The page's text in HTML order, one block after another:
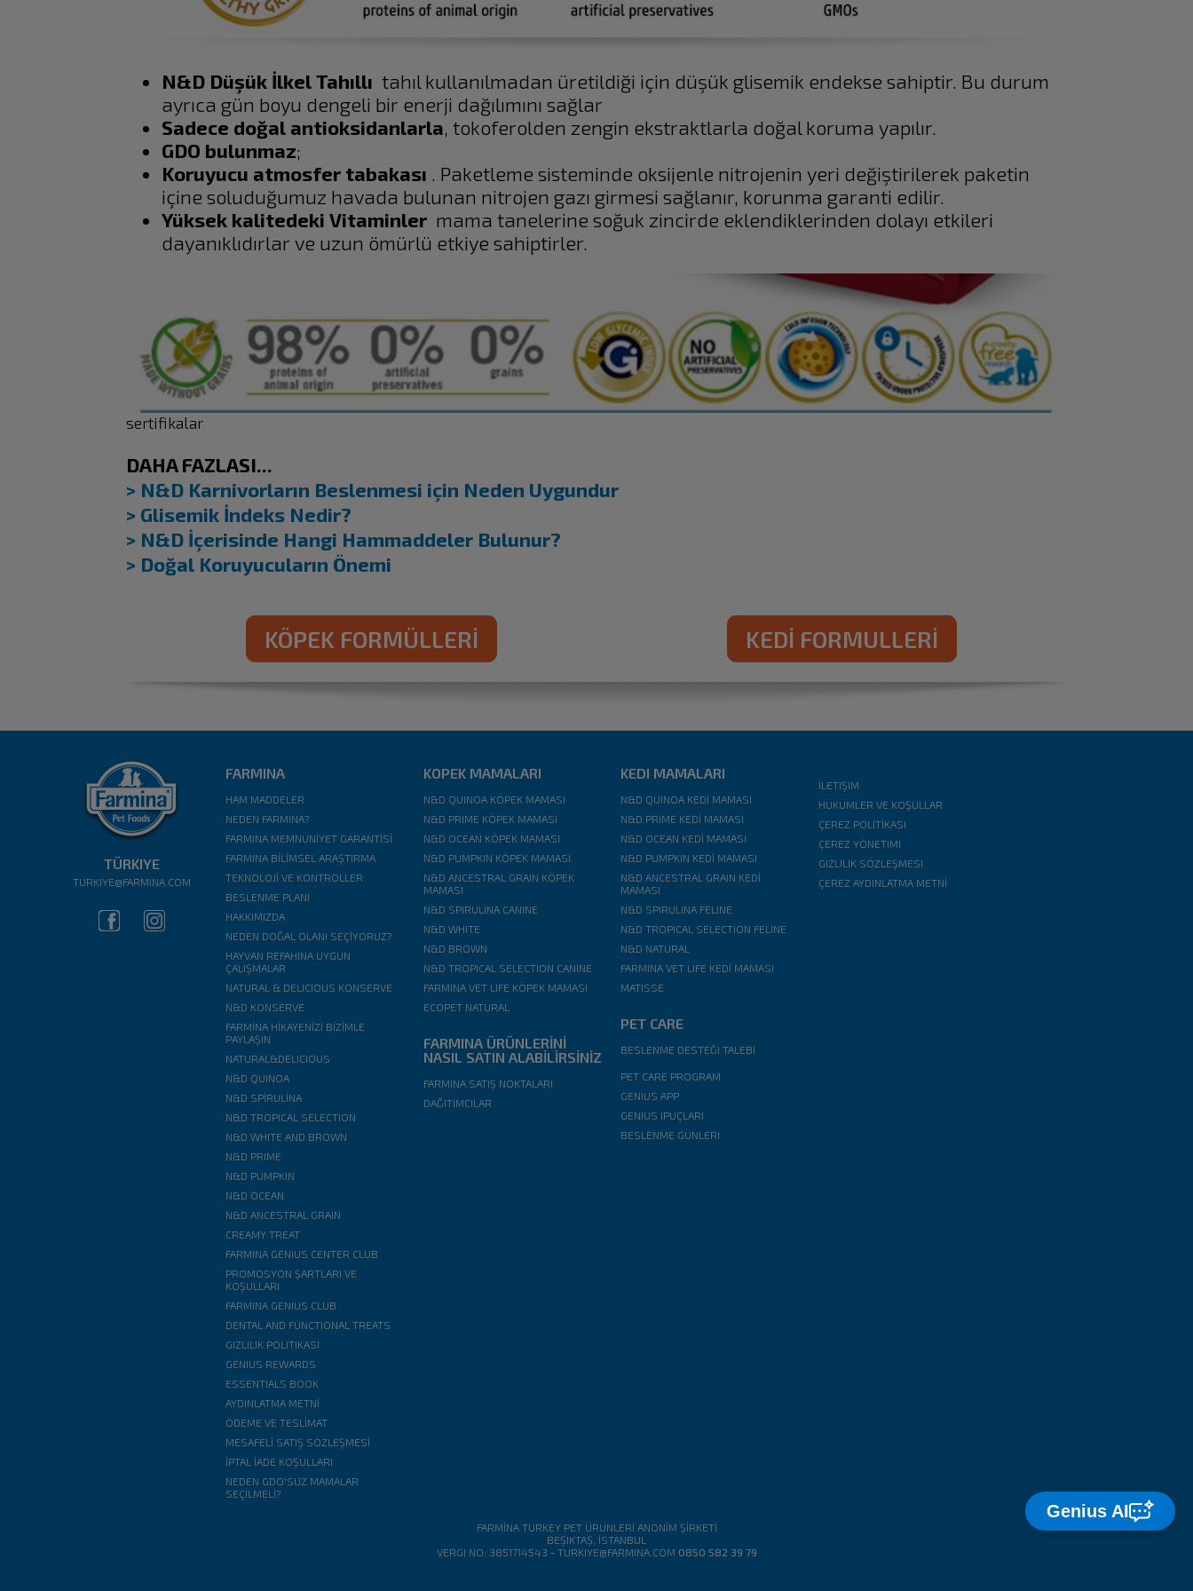
Genius AI
N&D Düşük İlkel Tahıllı tahıl kullanılmadan üretildiği için düşük glisemik endekse sahiptir. Bu durum
ayrıca gün boyu dengeli bir enerji dağılımını sağlar
Sadece doğal antioksidanlarla, tokoferolden zengin ekstraktlarla doğal koruma yapılır.
GDO bulunmaz;
Koruyucu atmosfer tabakası . Paketleme sisteminde oksijenle nitrojenin yeri değiştirilerek paketin
içine soluduğumuz havada bulunan nitrojen gazı girmesi sağlanır, korunma garanti edilir.
Yüksek kalitedeki Vitaminler mama tanelerine soğuk zincirde eklendiklerinden dolayı etkileri
dayanıklıdırlar ve uzun ömürlü etkiye sahiptirler.
sertifikalar
DAHA FAZLASI...
> N&D Karnivorların Beslenmesi için Neden Uygundur
> Glisemik İndeks Nedir?
> N&D İçerisinde Hangi Hammaddeler Bulunur?
> Doğal Koruyucuların Önemi
KÖPEK FORMÜLLERİ KEDİ FORMULLERİ
TÜRKIYE
TURKIYE@FARMINA.COM
FARMINA
HAM MADDELER
NEDEN FARMINA?
FARMINA MEMNUNİYET GARANTİSİ
FARMINA BİLİMSEL ARAŞTIRMA
TEKNOLOJİ VE KONTROLLER
BESLENME PLANI
HAKKIMIZDA
NEDEN DOĞAL OLANI SEÇİYORUZ?
HAYVAN REFAHINA UYGUN
ÇALIŞMALAR
NATURAL & DELICIOUS KONSERVE
N&D KONSERVE
FARMİNA HİKAYENİZİ BİZİMLE
PAYLAŞIN
NATURAL&DELICIOUS
N&D QUINOA
N&D SPİRULİNA
N&D TROPICAL SELECTION
N&D WHITE AND BROWN
N&D PRIME
N&D PUMPKIN
N&D OCEAN
N&D ANCESTRAL GRAIN
CREAMY TREAT
FARMINA GENIUS CENTER CLUB
PROMOSYON ŞARTLARI VE
KOŞULLARI
FARMINA GENIUS CLUB
DENTAL AND FUNCTIONAL TREATS
GIZLILIK POLITIKASI
GENIUS REWARDS
ESSENTIALS BOOK
AYDINLATMA METNİ
ÖDEME VE TESLİMAT
MESAFELİ SATIŞ SÖZLEŞMESİ
İPTAL İADE KOŞULLARI
NEDEN GDO'SUZ MAMALAR
SEÇİLMELİ?
KOPEK MAMALARI
N&D QUINOA KÖPEK MAMASI
N&D PRIME KÖPEK MAMASI
N&D OCEAN KÖPEK MAMASI
N&D PUMPKIN KÖPEK MAMASI
N&D ANCESTRAL GRAIN KÖPEK
MAMASI
N&D SPIRULINA CANINE
N&D WHITE
N&D BROWN
N&D TROPICAL SELECTION CANINE
FARMINA VET LIFE KÖPEK MAMASI
ECOPET NATURAL
FARMINA ÜRÜNLERİNİ
NASIL SATIN ALABİLİRSİNİZ
FARMINA SATIŞ NOKTALARI
DAĞITIMCILAR
KEDI MAMALARI
N&D QUINOA KEDİ MAMASI
N&D PRIME KEDİ MAMASI
N&D OCEAN KEDİ MAMASI
N&D PUMPKIN KEDİ MAMASI
N&D ANCESTRAL GRAIN KEDİ
MAMASI
N&D SPIRULINA FELINE
N&D TROPICAL SELECTION FELINE
N&D NATURAL
FARMINA VET LIFE KEDİ MAMASI
MATISSE
PET CARE
BESLENME DESTEĞI TALEBI
PET CARE PROGRAM
GENIUS APP
GENIUS IPUÇLARI
BESLENME GÜNLERI
İLETIŞIM
HÜKÜMLER VE KOŞULLAR
ÇEREZ POLİTİKASI
ÇEREZ YÖNETIMI
GIZLILIK SÖZLEŞMESI
ÇEREZ AYDINLATMA METNİ
FARMİNA TURKEY PET ÜRÜNLERİ ANONİM ŞİRKETİ
BEŞIKTAŞ, İSTANBUL
VERGI NO: 3851714543 - TURKIYE@FARMINA.COM 0850 582 39 79